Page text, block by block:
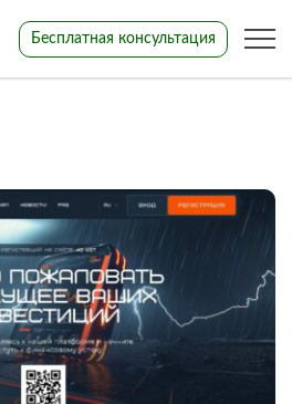
Бесплатная консультация